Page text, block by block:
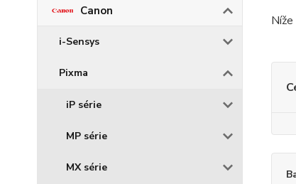
Canon
i-Sensys
Pixma
iP série
MP série
MX série